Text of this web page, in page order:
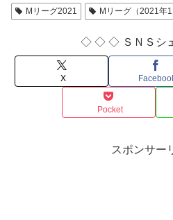
Mリーグ2021 Mリーグ（2021年
◇ ◇ ◇ ＳＮＳシ
X
Pocket
スポンサー